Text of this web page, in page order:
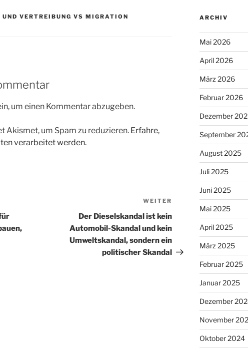
UND VERTREIBUNG VS MIGRATION
um einen Kommentar abzugeben.
Akismet, um Spam zu reduzieren. Erfahre,
verarbeitet werden.
Nächster
Beitrag
WEITER
Der Dieselskandal ist kein
Automobil-Skandal und kein
Umweltskandal, sondern ein
politischer Skandal
ARCHIV
Mai 2026
April 2026
März 2026
Februar 2026
Dezember
September
August 2025
Juli 2025
Juni 2025
Mai 2025
April 2025
März 2025
Februar 2025
Januar 2025
Dezember
November
Oktober 2024